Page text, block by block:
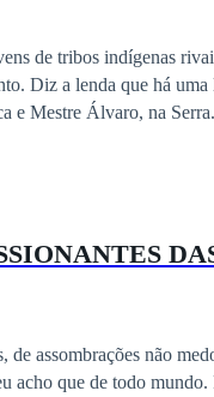
de tribos indígenas
Diz a lenda que há
e Mestre Álvaro, na
de assombrações não
acho que de todo